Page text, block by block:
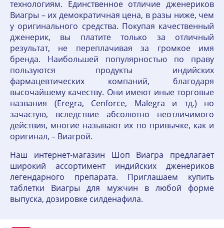
технологиям. Единственное отличие дженериков
Виагры – их демократичная цена, в разы ниже, чем
у оригинального средства. Покупая качественный
дженерик, вы платите только за отличный
результат, не переплачивая за громкое имя
бренда. Наибольшей популярностью по праву
пользуются продукты индийских
фармацевтических компаний, благодаря
высочайшему качеству. Они имеют иные торговые
названия (Eregra, Cenforce, Malegra и тд.) но
зачастую, вследствие абсолютно неотличимого
действия, многие называют их по привычке, как и
оригинал, – Виагрой.
Наш интернет-магазин Шоп Виагра предлагает
широкий ассортимент индийских дженериков
легендарного препарата. Приглашаем купить
таблетки Виагры для мужчин в любой форме
выпуска, дозировке силденафила.